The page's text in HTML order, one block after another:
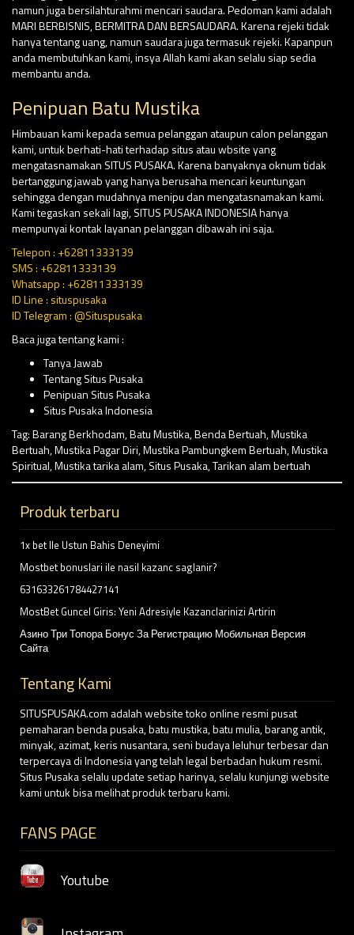
namun juga bersilahturahmi mencari saudara. Pedoman kami adalah
MARI BERBISNIS, BERMITRA DAN BERSAUDARA. Karena rejeki tidak
hanya tentang uang, namun saudara juga termasuk rejeki. Kapanpun
anda membutuhkan kami, insya Allah kami akan selalu siap sedia
membantu anda.
Penipuan Batu Mustika
Himbauan kami kepada semua pelanggan ataupun calon pelanggan
kami, untuk berhati-hati terhadap situs atau wbsite yang
mengatasnamakan SITUS PUSAKA. Karena banyaknya oknum tidak
bertanggung jawab yang hanya berusaha mencari keuntungan
sehingga dengan mudahnya menipu dan mengatasnamakan kami.
Kami tegaskan sekali lagi, SITUS PUSAKA INDONESIA hanya
mempunyai kontak layanan pelanggan dibawah ini saja.
Telepon : +62811333139
SMS : +62811333139
Whatsapp : +62811333139
ID Line : situspusaka
ID Telegram : @Situspusaka
Baca juga tentang kami :
Tanya Jawab
Tentang Situs Pusaka
Penipuan Situs Pusaka
Situs Pusaka Indonesia
Tag:Barang Berkhodam,Batu Mustika,Benda Bertuah,Mustika
Bertuah,Mustika Pagar Diri,Mustika Pambungkem Bertuah,Mustika
Spiritual,Mustika tarika alam,Situs Pusaka,Tarikan alam bertuah
Produk terbaru
1x bet Ile Ustun Bahis Deneyimi
Mostbet bonuslari ile nasil kazanc saglanir?
631633261784427141
MostBet Guncel Giris: Yeni Adresiyle Kazanclarinizi Artirin
Азино Три Топора Бонус За Регистрацию Мобильная Версия
Сайта
Tentang Kami
SITUSPUSAKA.com adalah website toko online resmi pusat
pemaharan benda pusaka, batu mustika, batu mulia, barang antik,
minyak, azimat, keris nusantara, seni budaya leluhur terbesar dan
terpercaya di Indonesia yang telah legal berbadan hukum resmi.
Situs Pusaka selalu update setiap harinya, selalu kunjungi website
kami untuk bisa melihat produk terbaru kami.
FANS PAGE
Youtube